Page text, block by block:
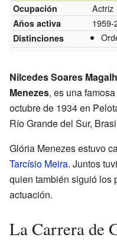
Ocupación
Actriz
Años activa 1959-
Distinciones
Nilcedes Soares
Menezes, es una
octubre de 1934 en
Río Grande del Sur,
Glória Menezes estuvo
Tarcísio Meira. Juntos
quien también siguió los
actuación.
La Carrera de